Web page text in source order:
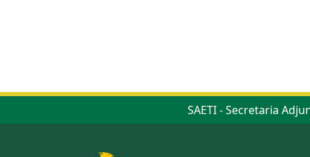
SAETI - Secretaria